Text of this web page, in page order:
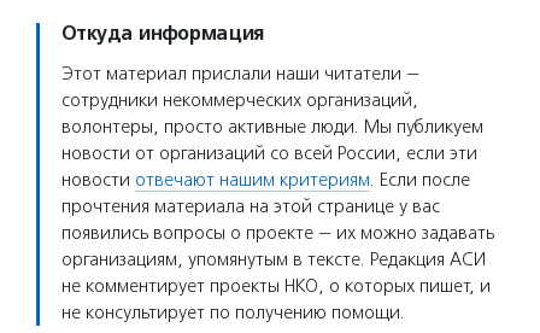
Откуда информация
Этот материал прислали наши читатели —
сотрудники некоммерческих организаций,
волонтеры, просто активные люди. Мы публикуем
новости от организаций со всей России, если эти
новости отвечают нашим критериям. Если после
прочтения материала на этой странице у вас
появились вопросы о проекте — их можно задавать
организациям, упомянутым в тексте. Редакция АСИ
не комментирует проекты НКО, о которых пишет, и
не консультирует по получению помощи.